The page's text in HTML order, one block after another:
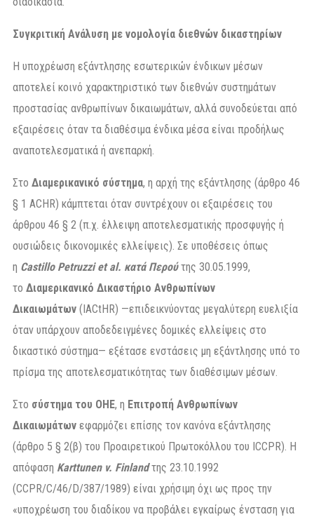
Συγκριτική Ανάλυση με νομολογία διεθνών δικαστηρίων
Η υποχρέωση εξάντλησης εσωτερικών ένδικων μέσων
αποτελεί κοινό χαρακτηριστικό των διεθνών συστημάτων
προστασίας ανθρωπίνων δικαιωμάτων, αλλά συνοδεύεται από
εξαιρέσεις όταν τα διαθέσιμα ένδικα μέσα είναι προδήλως
αναποτελεσματικά ή ανεπαρκή.
Στο Διαμερικανικό σύστημα, η αρχή της εξάντλησης (άρθρο 46
§ 1 ACHR) κάμπτεται όταν συντρέχουν οι εξαιρέσεις του
άρθρου 46 § 2 (π.χ. έλλειψη αποτελεσματικής προσφυγής ή
ουσιώδεις δικονομικές ελλείψεις). Σε υποθέσεις όπως
η Castillo Petruzzi et al. κατά Περούτης 30.05.1999,
το Διαμερικανικό Δικαστήριο Ανθρωπίνων
Δικαιωμάτων (IACtHR) —επιδεικνύοντας μεγαλύτερη ευελιξία
όταν υπάρχουν αποδεδειγμένες δομικές ελλείψεις στο
δικαστικό σύστημα— εξέτασε ενστάσεις μη εξάντλησης υπό το
πρίσμα της αποτελεσματικότητας των διαθέσιμων μέσων.
Στο σύστημα του ΟΗΕ, η Επιτροπή Ανθρωπίνων
Δικαιωμάτων εφαρμόζει επίσης τον κανόνα εξάντλησης
(άρθρο 5 § 2(β) του Προαιρετικού Πρωτοκόλλου του ICCPR). Η
απόφαση Karttunen v. Finlandτης 23.10.1992
(CCPR/C/46/D/387/1989) είναι χρήσιμη όχι ως προς την
«υποχρέωση του διαδίκου να προβάλει εγκαίρως ένσταση για